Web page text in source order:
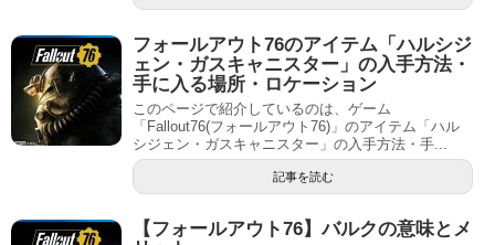
フォールアウト76のアイテム「ハルシジ
ェン・ガスキャニスター」の入手方法・
手に入る場所・ロケーション
このページで紹介しているのは、ゲーム
「Fallout76(フォールアウト76)」のアイテム「ハル
シジェン・ガスキャニスター」の入手方法・手...
記事を読む
【フォールアウト76】バルクの意味とメ